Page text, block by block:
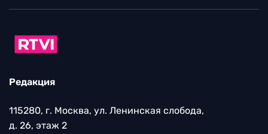
Редакция
115280, г. Москва, ул. Ленинская слобода,
д. 26, этаж 2